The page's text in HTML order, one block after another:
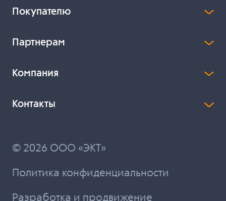
Покупателю
Партнерам
Компания
Контакты
© 2026 ООО «ЭКТ»
Политика конфиденциальности
Разработка и продвижение